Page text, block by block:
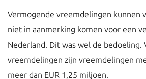
Vermogende vreemdelingen kunnen
niet in aanmerking komen voor een
Nederland. Dit was wel de bedoeling.
vreemdelingen zijn vreemdelingen
meer dan EUR 1,25 miljoen.